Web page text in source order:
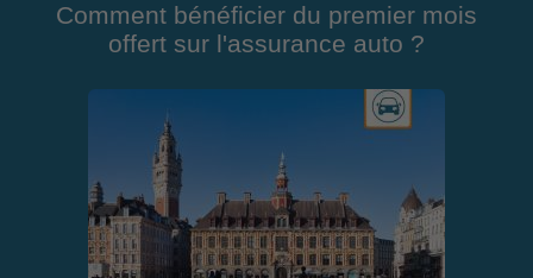
Comment bénéficier du premier mois
offert sur l'assurance auto ?